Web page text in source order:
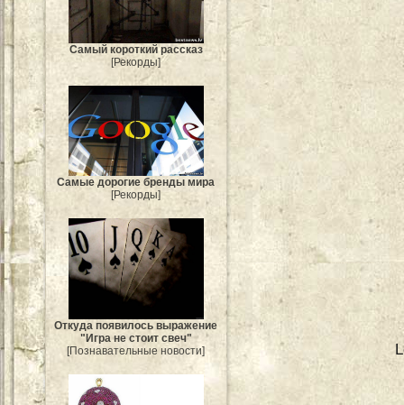
Самый короткий рассказ
[Рекорды]
Самые дорогие бренды мира
[Рекорды]
Откуда появилось выражение
"Игра не стоит свеч"
[Познавательные новости]